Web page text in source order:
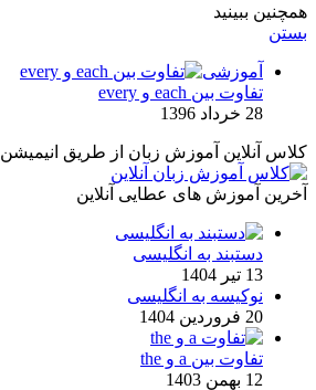
همچنین ببینید
بستن
آموزشی
تفاوت بین each و every
28 خرداد 1396
کلاس آنلاین آموزش زبان از طریق انیمیشن
آخرین آموزش های عطایی آنلاین
دستبند به انگلیسی
13 تیر 1404
نوکیسه به انگلیسی
20 فروردین 1404
تفاوت بین a و the
12 بهمن 1403